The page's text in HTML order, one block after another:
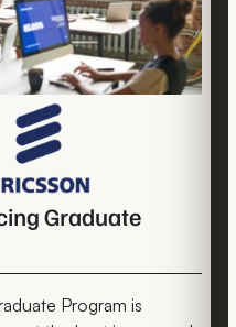
Graduate
Program is